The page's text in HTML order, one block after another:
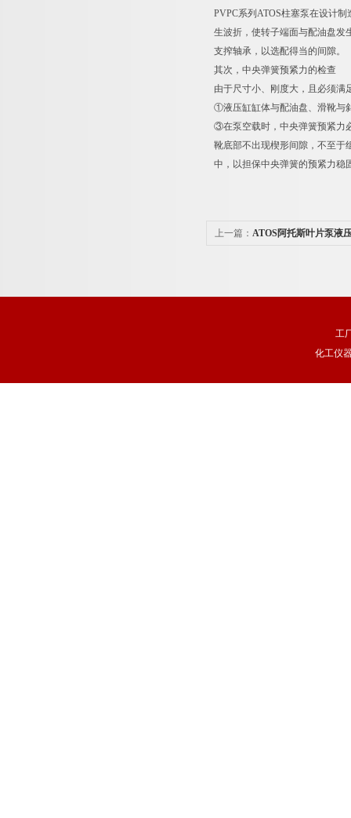
PVPC系列ATOS柱塞泵在设计
生波折，使转子端面与配油盘发
支搾轴承，以选配得当的间隙。
其次，中央弹簧预紧力的检查
由于尺寸小、刚度大，且必须满
①液压缸缸体与配油盘、滑靴与
③在泵空载时，中央弹簧预紧力
靴底部不出现楔形间隙，不至于
中，以担保中央弹簧的预紧力稳
上一篇： ATOS阿托斯叶片泵液
工
化工仪